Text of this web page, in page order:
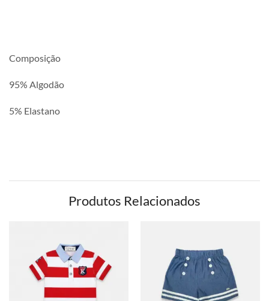
Composição
95% Algodão
5% Elastano
Produtos Relacionados